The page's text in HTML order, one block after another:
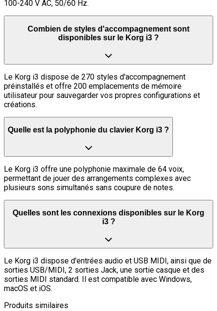
100-240 V AC, 50/60 Hz.
Combien de styles d'accompagnement sont
disponibles sur le Korg i3 ?
Le Korg i3 dispose de 270 styles d'accompagnement
préinstallés et offre 200 emplacements de mémoire
utilisateur pour sauvegarder vos propres configurations et
créations.
Quelle est la polyphonie du clavier Korg i3 ?
Le Korg i3 offre une polyphonie maximale de 64 voix,
permettant de jouer des arrangements complexes avec
plusieurs sons simultanés sans coupure de notes.
Quelles sont les connexions disponibles sur le Korg
i3 ?
Le Korg i3 dispose d'entrées audio et USB MIDI, ainsi que de
sorties USB/MIDI, 2 sorties Jack, une sortie casque et des
sorties MIDI standard. Il est compatible avec Windows,
macOS et iOS.
Produits similaires